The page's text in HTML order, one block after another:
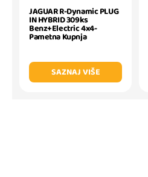
JAGUAR R-Dynamic PLUG
IN HYBRID 309ks
Benz+Electric 4x4-
Pametna Kupnja
SAZNAJ VIŠE